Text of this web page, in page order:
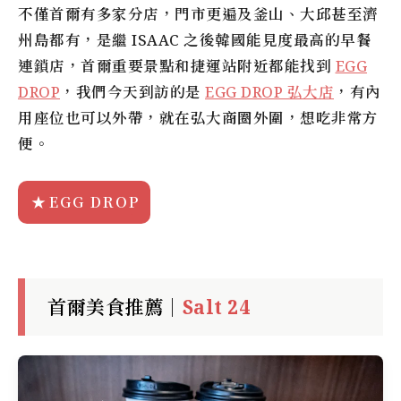
不僅首爾有多家分店，門市更遍及釜山、大邱甚至濟
州島都有，是繼 ISAAC 之後韓國能見度最高的早餐
連鎖店，首爾重要景點和捷運站附近都能找到 EGG
DROP ，我們今天到訪的是 EGG DROP 弘大店 ，有內
用座位也可以外帶，就在弘大商圈外圍，想吃非常方
便。
EGG DROP
首爾美食推薦｜ Salt 24